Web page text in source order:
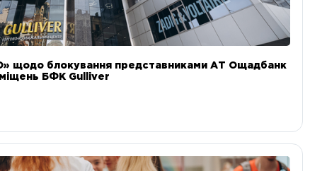
щодо блокування представниками АТ Ощадбанк
БФК Gulliver